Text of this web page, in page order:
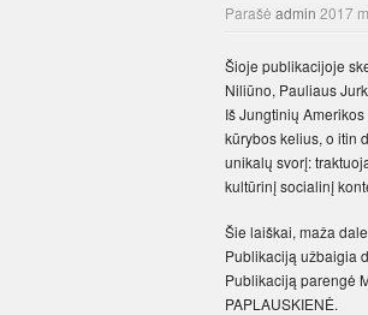
Parašė admin 2017
Šioje publikacijoje
Niliūno, Pauliaus
Iš Jungtinių
kūrybos kelius, o itin
unikalų svorį:
kultūrinį socialinį
Šie laiškai, maža
Publikaciją užbaigia
Publikaciją parengė
PAPLAUSKIENĖ.